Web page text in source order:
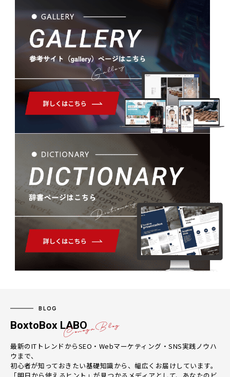
Gallery
Dictionary
BLOG
BoxtoBox LABO
最新のITトレンドからSEO・Webマーケティング・SNS実践ノウハ
ウまで、
初心者が知っておきたい基礎知識から、幅広くお届けしています。